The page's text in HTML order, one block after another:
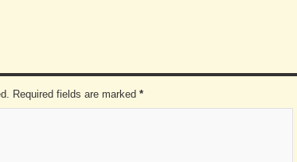
Required fields are marked *